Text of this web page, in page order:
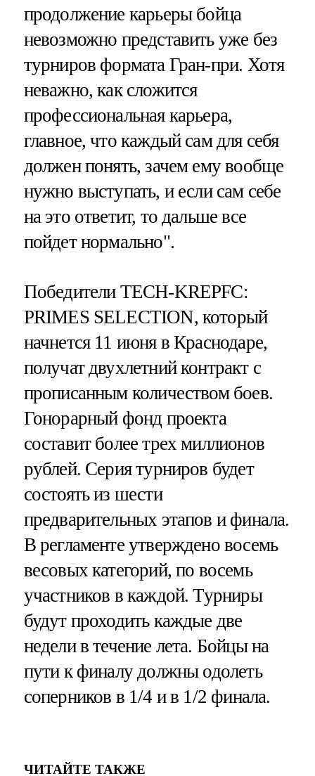
продолжение карьеры бойца
невозможно представить уже без
турниров формата Гран-при. Хотя
неважно, как сложится
профессиональная карьера,
главное, что каждый сам для себя
должен понять, зачем ему вообще
нужно выступать, и если сам себе
на это ответит, то дальше все
пойдет нормально".
Победители TECH-KREPFC:
PRIMES SELECTION, который
начнется 11 июня в Краснодаре,
получат двухлетний контракт с
прописанным количеством боев.
Гонорарный фонд проекта
составит более трех миллионов
рублей. Серия турниров будет
состоять из шести
предварительных этапов и финала.
В регламенте утверждено восемь
весовых категорий, по восемь
участников в каждой. Турниры
будут проходить каждые две
недели в течение лета. Бойцы на
пути к финалу должны одолеть
соперников в 1/4 и в 1/2 финала.
ЧИТАЙТЕ ТАКЖЕ